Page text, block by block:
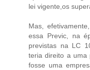
lei vigente,os
Mas,
essa Previc, na
previstas na LC
teria direito a uma
fosse uma